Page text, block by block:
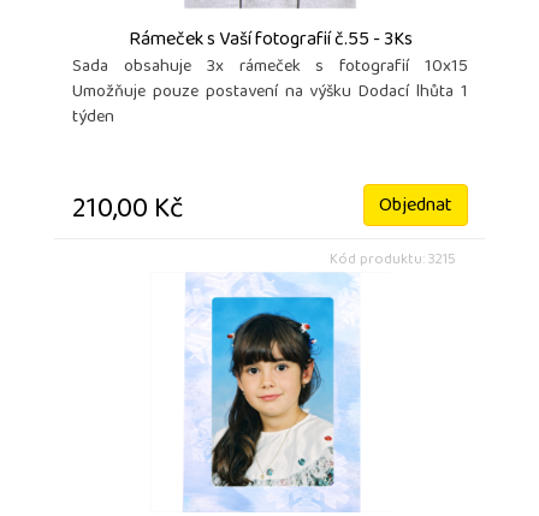
Rámeček s Vaší fotografií č.55 - 3Ks
Sada obsahuje 3x rámeček s fotografií 10x15
Umožňuje pouze postavení na výšku Dodací lhůta 1
týden
210,00 Kč Objednat
Kód produktu: 3215